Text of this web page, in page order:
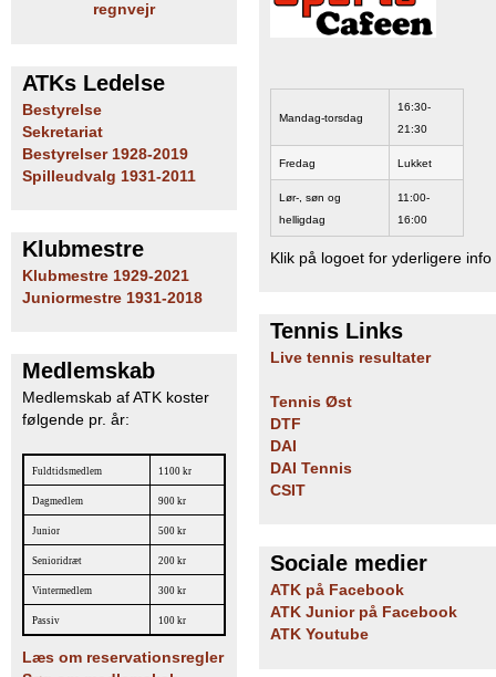
regnvejr
ATKs Ledelse
Bestyrelse
Sekretariat
Bestyrelser 1928-2019
Spilleudvalg 1931-2011
Klubmestre
Klubmestre 1929-2021
Juniormestre 1931-2018
Medlemskab
Medlemskab af ATK koster
følgende pr. år:
Fuldtidsmedlem 1100 kr
Dagmedlem 900 kr
Junior 500 kr
Senioridræt 200 kr
Vintermedlem 300 kr
Passiv 100 kr
Læs om reservationsregler
Mandag-torsdag
16:30-
21:30
Fredag Lukket
Lør-, søn og
helligdag
11:00-
16:00
Klik på logoet for yderligere info
Tennis Links
Live tennis resultater
Tennis Øst
DTF
DAI
DAI Tennis
CSIT
Sociale medier
ATK på Facebook
ATK Junior på Facebook
ATK Youtube